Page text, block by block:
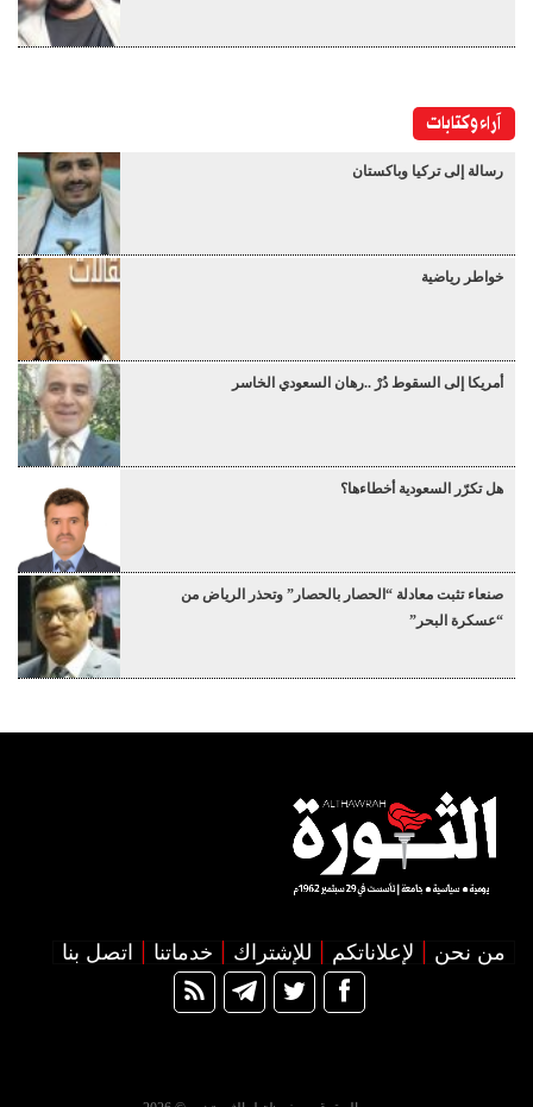
آراء وكتابات
رسالة إلى تركيا وباكستان
خواطر رياضية
أمريكا إلى السقوط دُرْ ..رهان السعودي الخاسر
هل تكرّر السعودية أخطاءها؟
صنعاء تثبت معادلة “الحصار بالحصار” وتحذر الرياض من
“عسكرة البحر”
من نحن لإعلاناتكم للإشتراك خدماتنا اتصل بنا